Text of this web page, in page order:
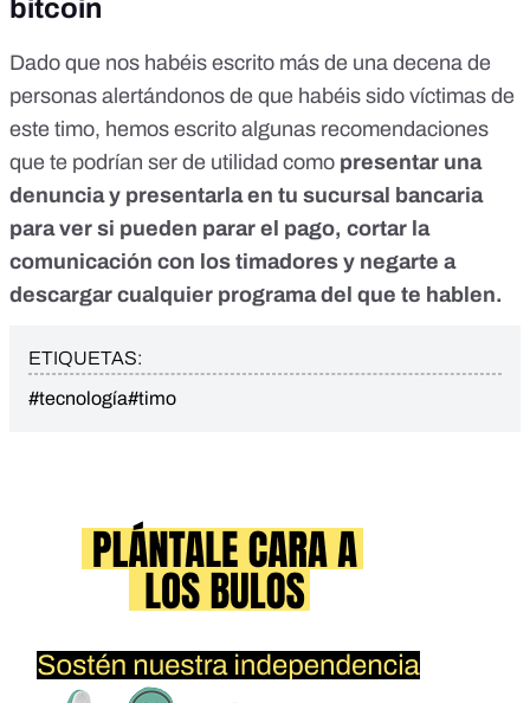
bitcoin
Dado que nos habéis escrito más de una decena de
personas alertándonos de que habéis sido víctimas de
este timo, hemos escrito algunas recomendaciones
que te podrían ser de utilidad como presentar una
denuncia y presentarla en tu sucursal bancaria
para ver si pueden parar el pago, cortar la
comunicación con los timadores y negarte a
descargar cualquier programa del que te hablen.
ETIQUETAS:
#tecnología#timo